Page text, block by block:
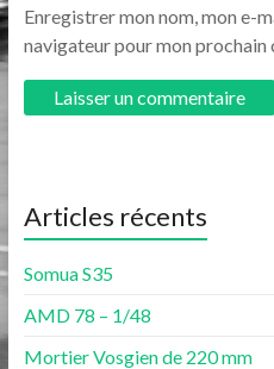
Enregistrer mon nom, mon e-
navigateur pour mon prochain
Articles récents
Somua S35
AMD 78 – 1/48
Mortier Vosgien de 220 mm